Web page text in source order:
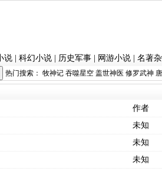
说| 科幻小说| 历史军事| 网游小说| 名著
热门搜索： 牧神记 吞噬星空 盖世神医 修罗武神
作者
未知
未知
未知